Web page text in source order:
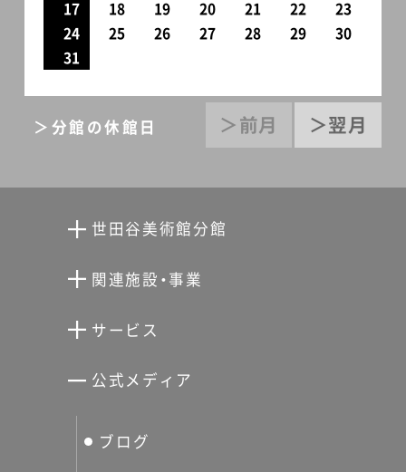
17
18 19 20 21 22
23
24
25 26 27 28 29
30
31
＞前月 ＞翌月
＞分館の休館日
世田谷美術館分館
向井潤吉アトリエ館
分館スケジュール
関連施設・事業
せたおん
サービス
せたがやアーツカード
友の会
公式メディア
ブログ